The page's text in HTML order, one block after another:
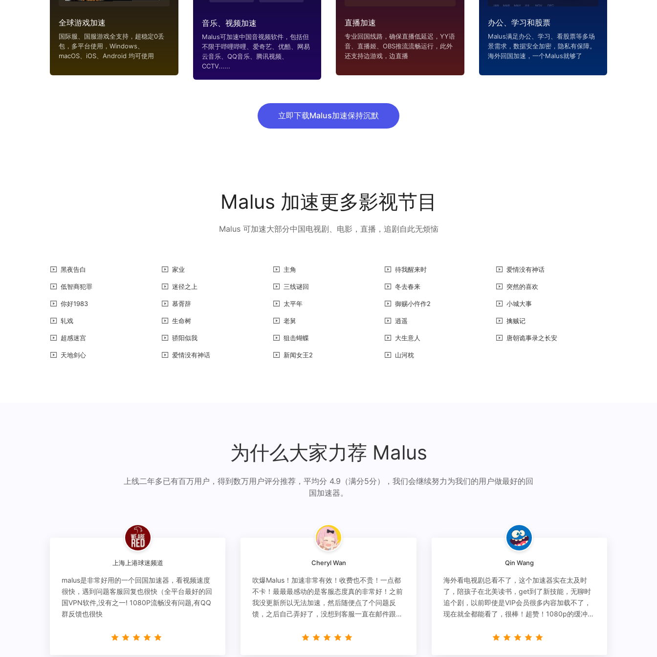
全球游戏加速
国际服、国服游戏全支持，超稳定0丢
包，多平台使用，Windows、
macOS、iOS、Android 均可使用
音乐、视频加速
Malus可加速中国音视频软件，包括但
不限于哔哩哔哩、爱奇艺、优酷、网易
云音乐、QQ音乐、腾讯视频、
CCTV......
直播加速
专业回国线路，确保直播低延迟，YY语
音、直播姬、OBS推流流畅运行，此外
还支持边游戏，边直播
办公、学习和股票
Malus满足办公、学习、看股票等多场
景需求，数据安全加密，隐私有保障。
海外回国加速，一个Malus就够了
立即下载Malus加速保持沉默
Malus 加速更多影视节目
Malus 可加速大部分中国电视剧、电影，直播，追剧自此无烦恼
黑夜告白 家业 主角 待我醒来时 爱情没有神话
低智商犯罪 迷径之上 三线谜回 冬去春来 突然的喜欢
你好1983 慕胥辞 太平年 御赐小仵作2 小城大事
轧戏 生命树 老舅 逍遥 擒贼记
超感迷宫 骄阳似我 狙击蝴蝶 大生意人 唐朝诡事录之长安
天地剑心 爱情没有神话 新闻女王2 山河枕
为什么大家力荐 Malus
上线二年多已有百万用户，得到数万用户评分推荐，平均分 4.9（满分5分），我们会继续努力为我们的用户做最好的回
国加速器。
上海上港球迷频道
malus是非常好用的一个回国加速器，看视频速度
很快，遇到问题客服回复也很快（全平台最好的回
国VPN软件,没有之一! 1080P流畅没有问题,有QQ
群反馈也很快
Cheryl Wan
吹爆Malus！加速非常有效！收费也不贵！一点都
不卡！最最最感动的是客服态度真的非常好！之前
我没更新所以无法加速，然后随便点了个问题反
馈，之后自己弄好了，没想到客服一直在邮件跟
Qin Wang
海外看电视剧总看不了，这个加速器实在太及时
了，陪孩子在北美读书，get到了新技能，无聊时
追个剧，以前即使是VIP会员很多内容加载不了，
现在就全都能看了，很棒！超赞！1080p的缓冲完